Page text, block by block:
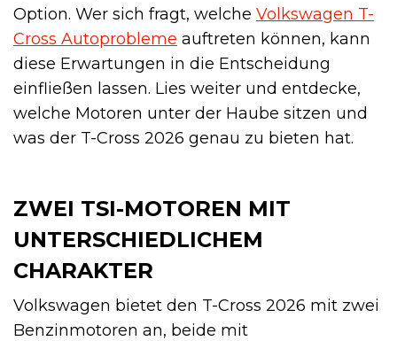
Option. Wer sich fragt, welche Volkswagen T-
Cross Autoprobleme auftreten können, kann
diese Erwartungen in die Entscheidung
einfließen lassen. Lies weiter und entdecke,
welche Motoren unter der Haube sitzen und
was der T-Cross 2026 genau zu bieten hat.
ZWEI TSI-MOTOREN MIT
UNTERSCHIEDLICHEM
CHARAKTER
Volkswagen bietet den T-Cross 2026 mit zwei
Benzinmotoren an, beide mit